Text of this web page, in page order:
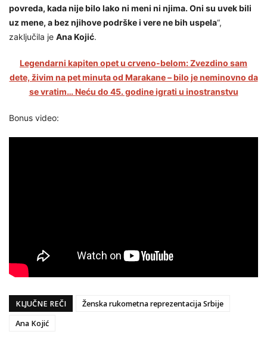
povreda, kada nije bilo lako ni meni ni njima. Oni su uvek bili
uz mene, a bez njihove podrške i vere ne bih uspela“,
zaključila je Ana Kojić.
Legendarni kapiten opet u crveno-belom: Zvezdino sam
dete, živim na pet minuta od Marakane – bilo je neminovno da
se vratim… Neću do 45. godine igrati u inostranstvu
Bonus video:
KLJUČNE REČI
Ženska rukometna reprezentacija Srbije
Ana Kojić